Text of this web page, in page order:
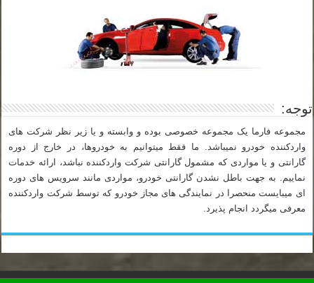
توجه:
مجموعه فارما یک مجموعه خصوصی بوده و وابسته و یا زیر نظر شرکت های
واردکننده خودرو نمیباشد. ما فقط میتوانیم به خودروها، در خارج از دوره
گارانتی و یا مواردی که مشمول گارانتی شرکت واردکننده نباشد، ارائه خدمات
نماییم. به جهت باطل نشدن گارانتی خودرو، مواردی مانند سرویس های دوره
ای میبایست منحصرا در نمایندگی های مجاز خودرو که توسط شرکت واردکننده
معرفی میگردد انجام پذیرد.